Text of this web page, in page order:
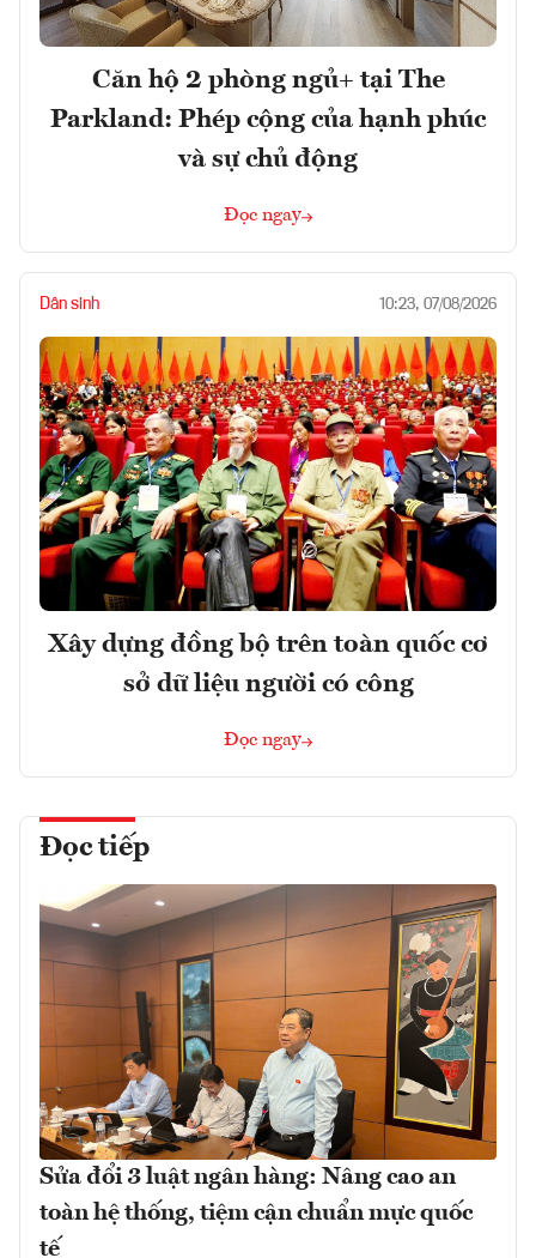
Căn hộ 2 phòng ngủ+ tại The
Parkland: Phép cộng của hạnh phúc
và sự chủ động
Đọc ngay
Dân sinh 10:23, 07/08/2026
Xây dựng đồng bộ trên toàn quốc cơ
sở dữ liệu người có công
Đọc ngay
Đọc tiếp
Sửa đổi 3 luật ngân hàng: Nâng cao an
toàn hệ thống, tiệm cận chuẩn mực quốc
tế